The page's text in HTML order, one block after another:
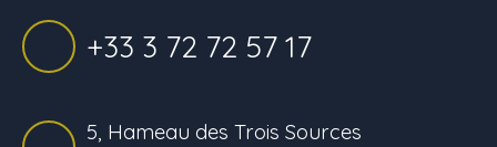
+33 3 72 72 57 17
5, Hameau des Trois Sources